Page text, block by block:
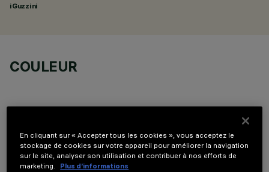
iGuzzini
COULEUR
COMPOSANTS OPTIONNELS
En cliquant sur « Accepter tous les cookies », vous acceptez le
stockage de cookies sur votre appareil pour améliorer la navigation
sur le site, analyser son utilisation et contribuer à nos efforts de
marketing.
Plus d’informations